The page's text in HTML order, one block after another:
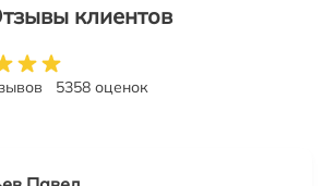
клиентов
5358 оценок